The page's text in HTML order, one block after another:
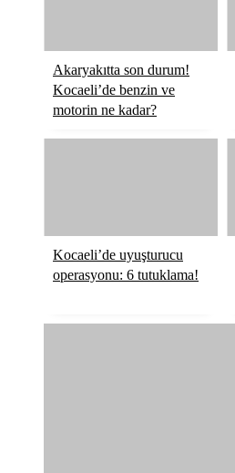
Akaryakıtta son durum!
Kocaeli’de benzin ve
motorin ne kadar?
Kocaeli’de uyuşturucu
operasyonu: 6 tutuklama!